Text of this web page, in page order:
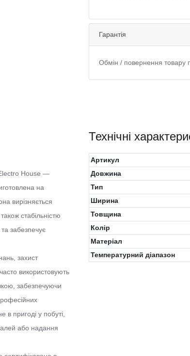
Гарантія
Обмін / повернення товару
Electro House —
на
вирізняється
стабільністю
забезпечує
захист
використовують
забезпечуючи
в пригоді у побуті,
або надання
Технічні
Артикул
Довжина
Тип
Ширина
Товщина
Колiр
Матеріал
Температурний діапазон